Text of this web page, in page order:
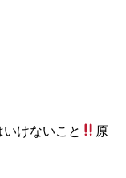
けないこと
原